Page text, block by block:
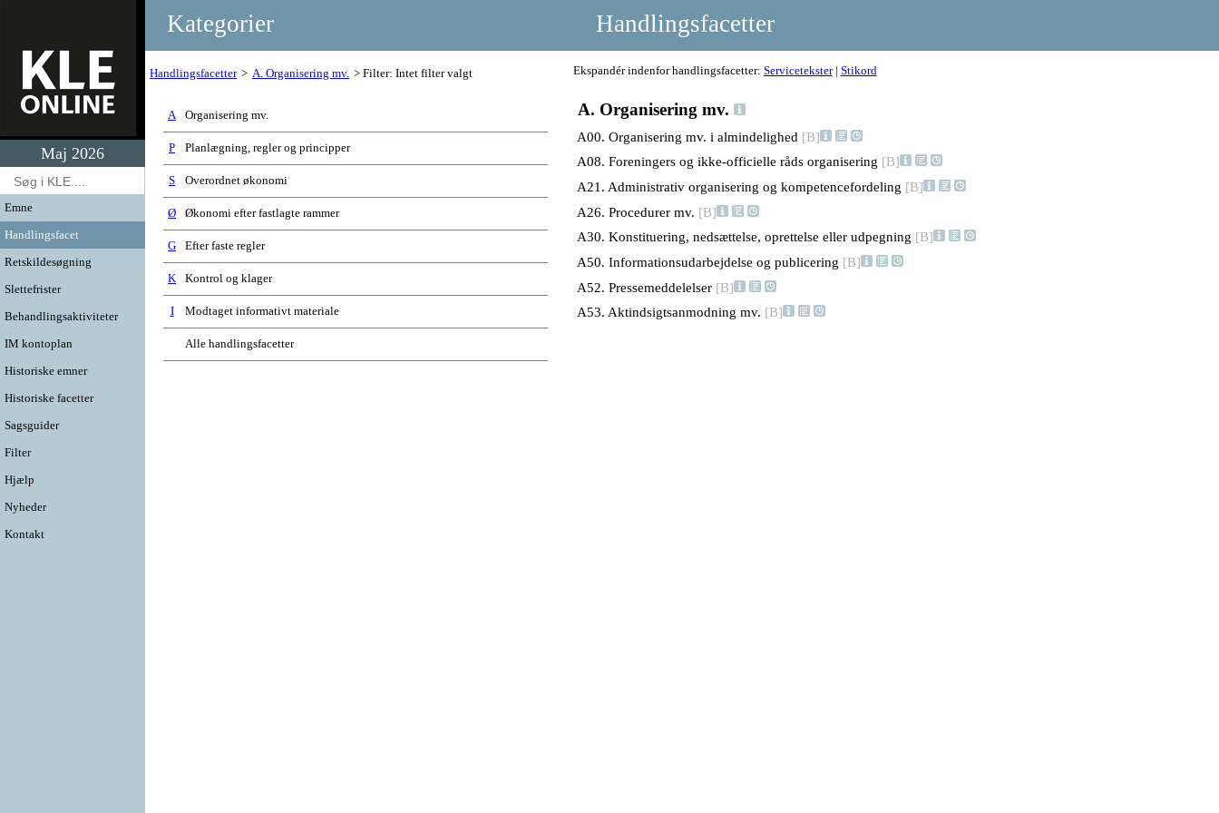
Maj 2026
Emne
Handlingsfacet
Retskildesøgning
Slettefrister
Behandlingsaktiviteter
IM kontoplan
Historiske emner
Historiske facetter
Sagsguider
Filter
Hjælp
Nyheder
Kontakt
Kategorier Handlingsfacetter
Handlingsfacetter A. Organisering mv. Filter: Intet filter valgt Ekspandér indenfor handlingsfacetter: Servicetekster| Stikord
A Organisering mv.
P Planlægning, regler og principper
S Overordnet økonomi
Ø Økonomi efter fastlagte rammer
G Efter faste regler
K Kontrol og klager
I Modtaget informativt materiale
Alle handlingsfacetter
A. Organisering mv.
A00. Organisering mv. i almindelighed [B]
A08. Foreningers og ikke-officielle råds organisering [B]
A21. Administrativ organisering og kompetencefordeling [B]
A26. Procedurer mv. [B]
A30. Konstituering, nedsættelse, oprettelse eller udpegning [B]
A50. Informationsudarbejdelse og publicering [B]
A52. Pressemeddelelser [B]
A53. Aktindsigtsanmodning mv. [B]